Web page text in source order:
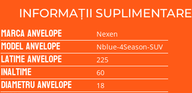
INFORMAȚII SUPLIMENTARE
Marca anvelope Nexen
Model anvelope Nblue-4Season-SUV
Latime anvelope 225
Inaltime 60
Diametru anvelope 18